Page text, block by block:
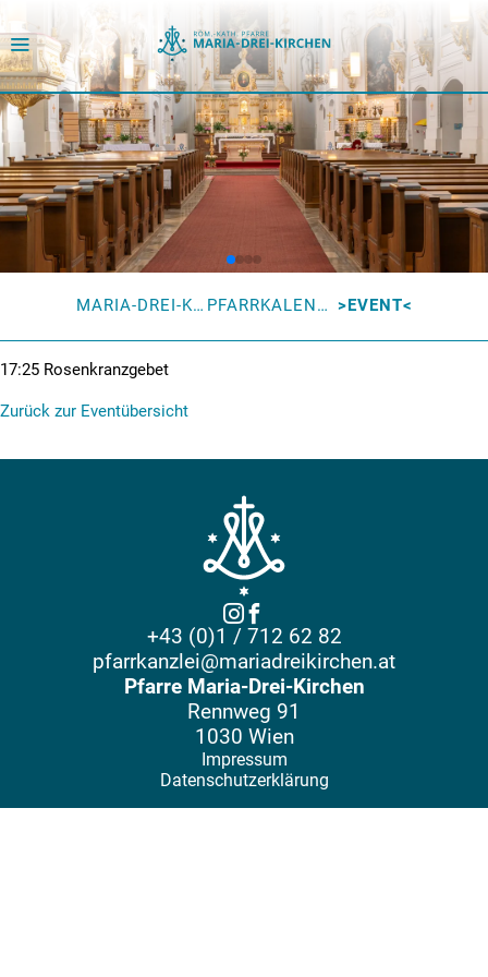
MARIA-DREI-KIRCHEN PFARRKALENDER EVENT
17:25 Rosenkranzgebet
Zurück zur Eventübersicht
+43 (0)1 / 712 62 82
pfarrkanzlei@mariadreikirchen.at
Pfarre Maria-Drei-Kirchen
Rennweg 91
1030 Wien
Impressum
Datenschutzerklärung